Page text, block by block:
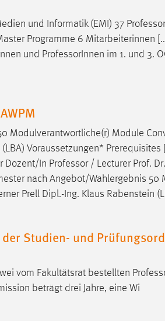
und Informatik (EMI) 37
Programme 6 Mitarbeiterinnen
und ProfessorInnen im 1. und 3.
Modulverantwortliche(r) Module
Voraussetzungen*
Dozent/In Professor/ Lecturer Prof.
nach Angebot/Wahlergebnis
Prell Dipl.-Ing. Klaus Rabenstein
Studien- und
vom Fakultätsrat bestellten
beträgt drei Jahre, eine Wi
Media